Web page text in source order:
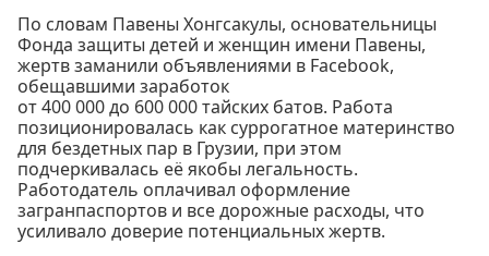
По словам Павены Хонгсакулы, основательницы
Фонда защиты детей и женщин имени Павены,
жертв заманили объявлениями в Facebook,
обещавшими заработок
от 400 000 до 600 000 тайских батов. Работа
позиционировалась как суррогатное материнство
для бездетных пар в Грузии, при этом
подчеркивалась её якобы легальность.
Работодатель оплачивал оформление
загранпаспортов и все дорожные расходы, что
усиливало доверие потенциальных жертв.